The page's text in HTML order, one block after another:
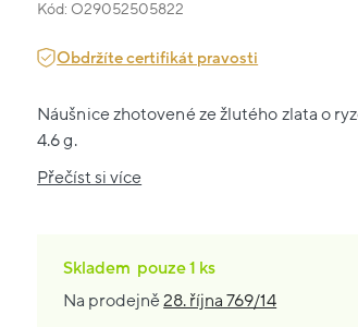
Kód: O29052505822
Obdržíte certifikát pravosti
Náušnice zhotovené ze žlutého zlata o
4.6 g.
Přečíst si více
Skladem pouze1 ks
Na prodejně28. října 769/14